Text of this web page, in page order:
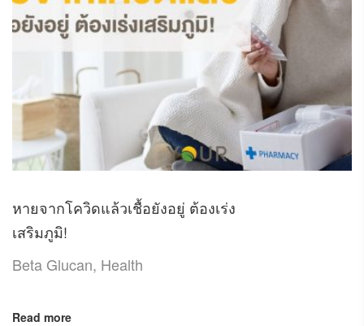
หายจากโควิดแล้วเชื้อยังอยู่ ต้องเร่ง
เสริมภูมิ!
Beta Glucan, Health
Read more